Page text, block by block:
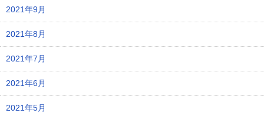
2021年9月
2021年8月
2021年7月
2021年6月
2021年5月